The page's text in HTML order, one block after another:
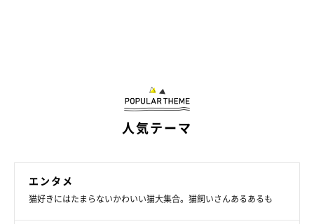
人気テーマ
エンタメ
猫好きにはたまらないかわいい猫大集合。猫飼いさんあるあるも